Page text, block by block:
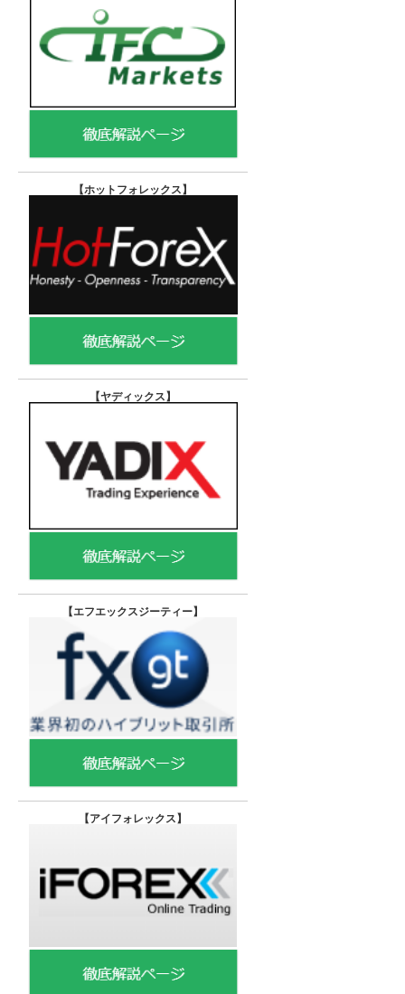
【ホットフォレックス 】
【ヤディックス 】
【エフエックスジーティー】
【アイフォレックス】